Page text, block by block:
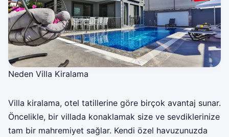
Neden Villa Kiralama
Villa kiralama, otel tatillerine göre birçok avantaj sunar.
Öncelikle, bir villada konaklamak size ve sevdiklerinize
tam bir mahremiyet sağlar. Kendi özel havuzunuzda